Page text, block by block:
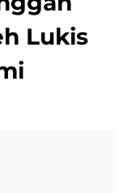
Lukis